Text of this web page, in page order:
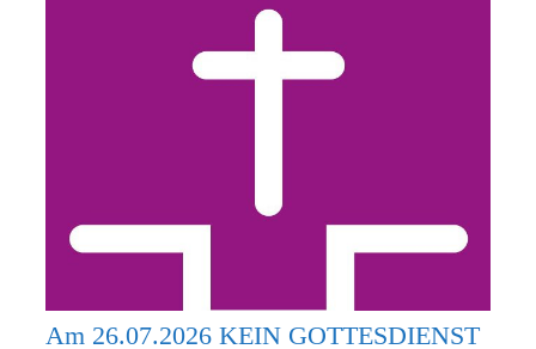
Am 26.07.2026 KEIN GOTTESDIENST